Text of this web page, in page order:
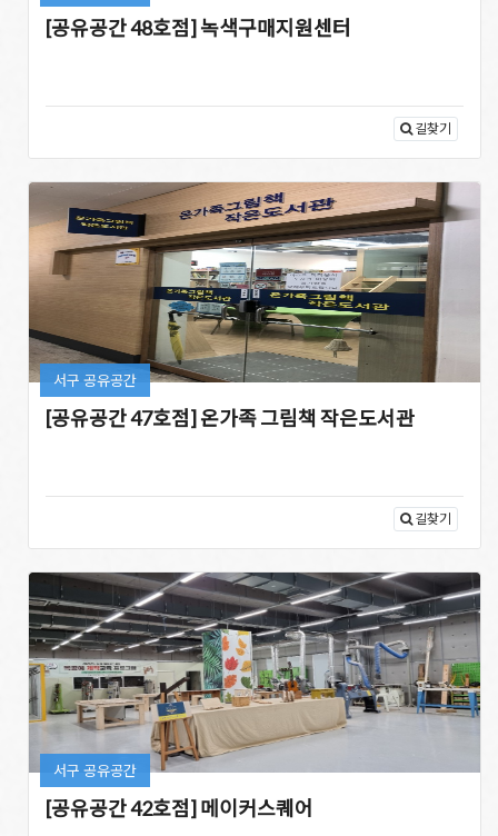
[공유공간 48호점] 녹색구매지원센터
길찾기
서구 공유공간
[공유공간 47호점] 온가족 그림책 작은도서관
길찾기
서구 공유공간
[공유공간 42호점] 메이커스퀘어